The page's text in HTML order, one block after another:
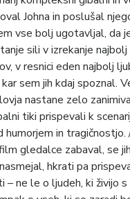
Johna in poslušal
vse bolj ugotavljal, da
sili v izrekanje najbolj
v resnici eden najbolj
kar sem jih kdaj spoznal.
nastane zelo
tiki prispevali k
humorjem in
gledalce zabaval, se
hkrati pa
– ne le o ljudeh, ki živijo